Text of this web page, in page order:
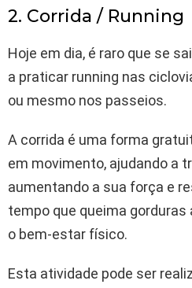
2. Corrida / Running
Hoje em dia, é raro que se
a praticar running nas
ou mesmo nos passeios.
A corrida é uma forma
em movimento, ajudando a
aumentando a sua força e
tempo que queima
o bem-estar físico.
Esta atividade pode ser